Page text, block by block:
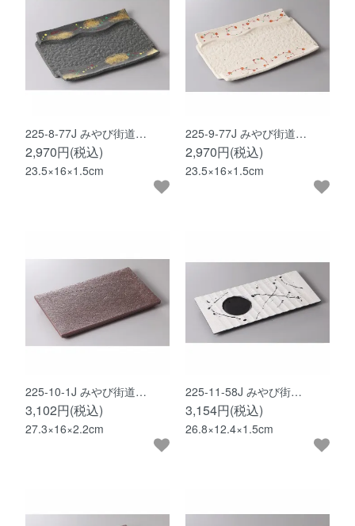
225-8-77J みやび街道…
2,970円(税込)
23.5×16×1.5cm
225-9-77J みやび街道…
2,970円(税込)
23.5×16×1.5cm
225-10-1J みやび街道…
3,102円(税込)
27.3×16×2.2cm
225-11-58J みやび街…
3,154円(税込)
26.8×12.4×1.5cm